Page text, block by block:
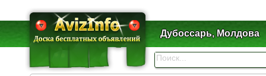
Дубоссарь, Молдова